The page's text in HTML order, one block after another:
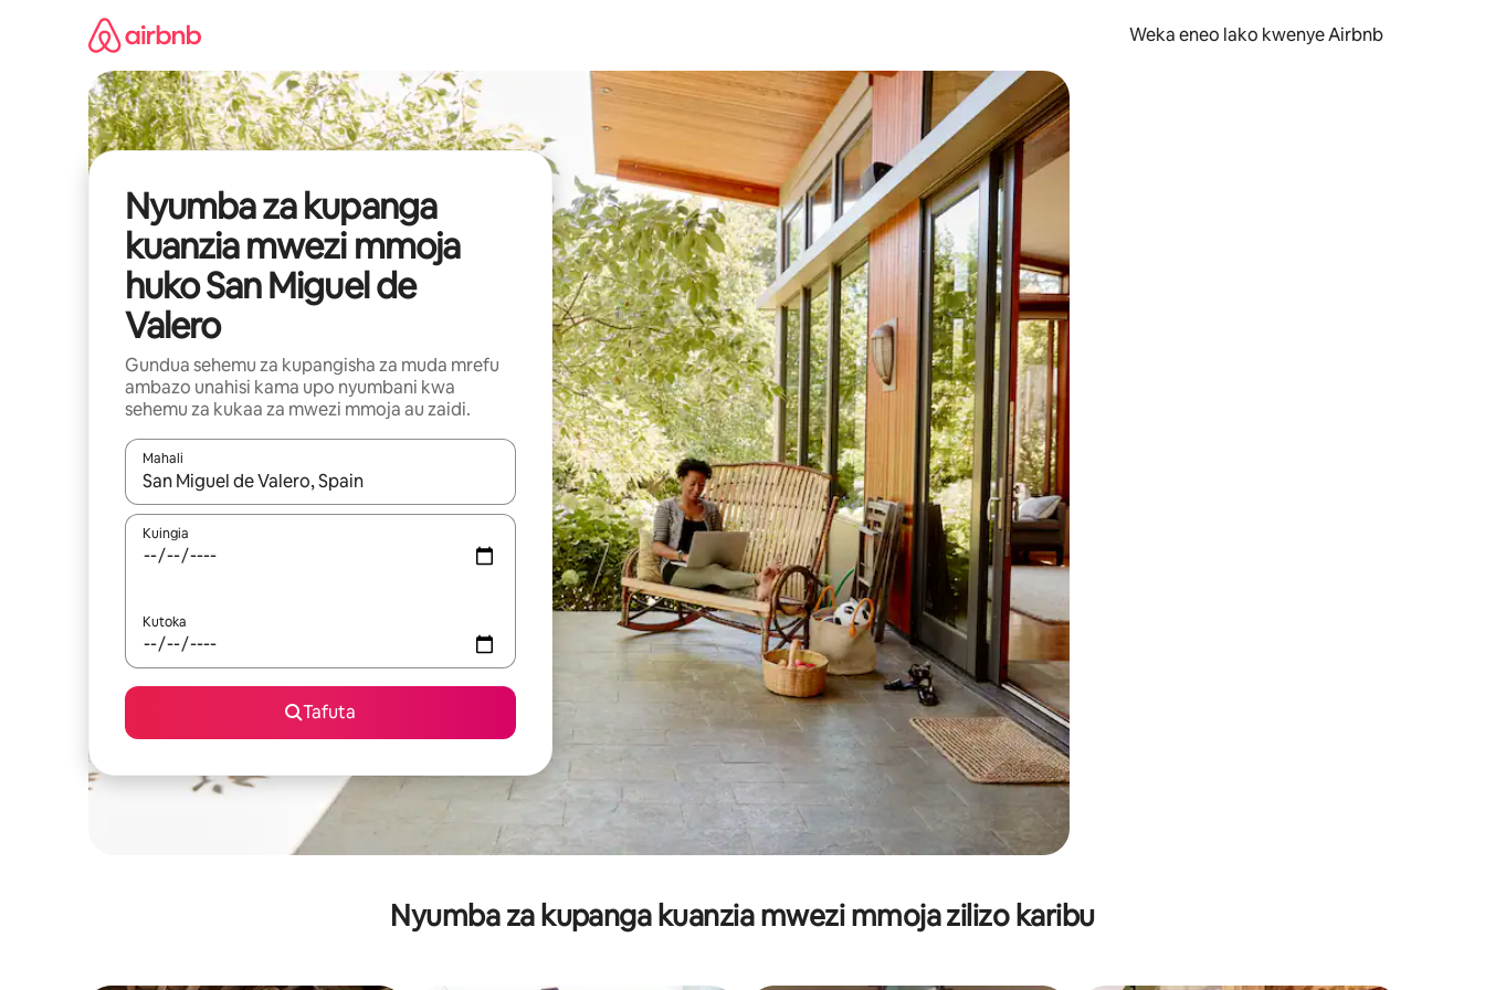
Weka eneo lako kwenye Airbnb
Nyumba za kupanga
kuanzia mwezi mmoja
huko San Miguel de
Valero
Gundua sehemu za kupangisha za muda mrefu
ambazo unahisi kama upo nyumbani kwa
sehemu za kukaa za mwezi mmoja au zaidi.
Mahali
Wakati matokeo yanapatikana, vinjari kwa kutumia vitufe vya vishale vya juu na chini au uchunguze kwa kugusa au kutelezesha kidole kwenye ishara.
Kuingia
Kutoka
Tafuta
Nyumba za kupanga kuanzia mwezi mmoja zilizo karibu